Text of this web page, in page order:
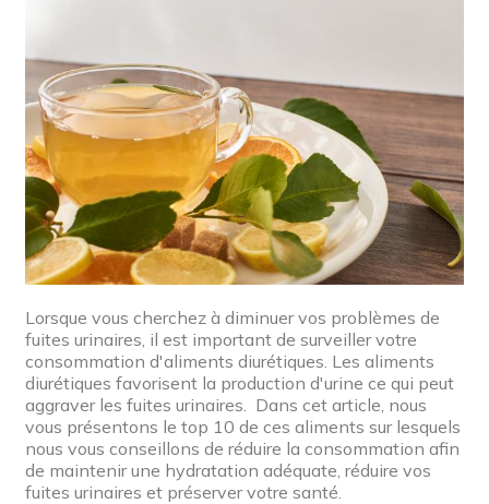
Lorsque vous cherchez à diminuer vos problèmes de
fuites urinaires, il est important de surveiller votre
consommation d'aliments diurétiques. Les aliments
diurétiques favorisent la production d'urine ce qui peut
aggraver les fuites urinaires. Dans cet article, nous
vous présentons le top 10 de ces aliments sur lesquels
nous vous conseillons de réduire la consommation afin
de maintenir une hydratation adéquate, réduire vos
fuites urinaires et préserver votre santé.